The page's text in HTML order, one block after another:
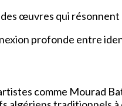
œuvres qui résonnent
profonde entre
comme Mourad